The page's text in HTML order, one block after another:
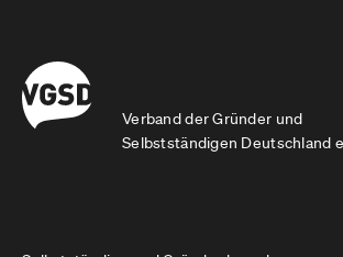
Verband der Gründer und
Selbstständigen Deutschland